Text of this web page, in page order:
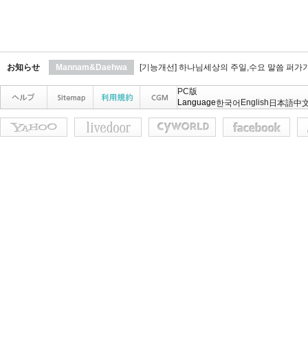
お知らせ Mannam&Daehwa [기능개선] 하나님세상의 주일,수요 말씀 퍼가
PC版
Language한국어 English 日本語中